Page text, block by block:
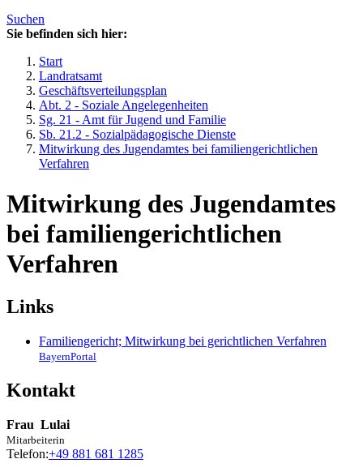
Suchen
Sie befinden sich hier:
Start
Landratsamt
Geschäftsverteilungsplan
Abt. 2 - Soziale Angelegenheiten
Sg. 21 - Amt für Jugend und Familie
Sb. 21.2 - Sozialpädagogische Dienste
Mitwirkung des Jugendamtes bei familiengerichtlichen
Verfahren
Mitwirkung des Jugendamtes
bei familiengerichtlichen
Verfahren
Links
Familiengericht; Mitwirkung bei gerichtlichen Verfahren
BayernPortal
Kontakt
Frau Lulai
Mitarbeiterin
Telefon:+49 881 681 1285